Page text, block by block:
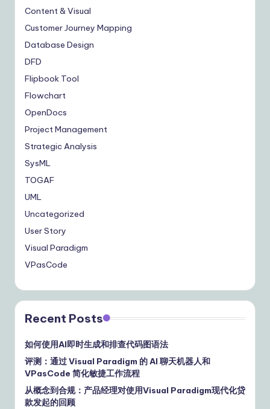
Content & Visual
Customer Journey Mapping
Database Design
DFD
Flipbook Tool
Flowchart
OpenDocs
Project Management
Strategic Analysis
SysML
TOGAF
UML
Uncategorized
User Story
Visual Paradigm
VPasCode
Recent Posts
如何使用AI即时生成和排查代码图语法
评测：通过 Visual Paradigm 的 AI 聊天机器人和
VPasCode 简化敏捷工作流程
从概念到合规：产品经理对使用Visual Paradigm现代化贷
款发起的回顾